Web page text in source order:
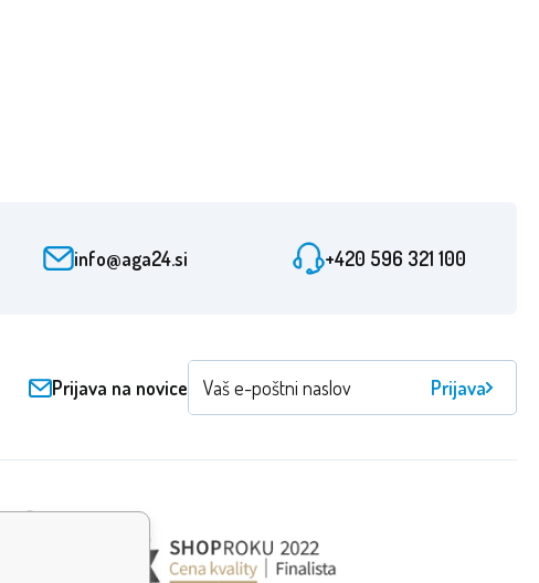
info@aga24.si +420 596 321 100
Prijava na novice Prijava